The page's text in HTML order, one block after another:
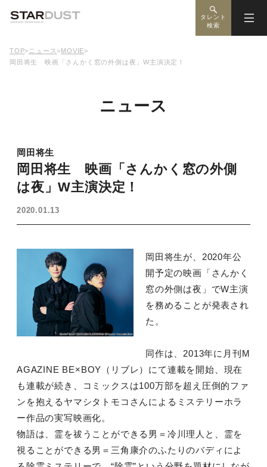
タレント
検索
TOP> ニュース>MOVIE>
岡田将生 映画「さんかく窓の外側は夜」W主演決定！
ニュース
岡田将生
岡田将生 映画「さんかく窓の外側
は夜」W主演決定！
2020.01.13
岡田将生が、2020年公
開予定の映画「さんかく
窓の外側は夜」でW主演
を務めることが発表され
た。
同作は、2013年に月刊M
AGAZINE BE×BOY（リブレ）にて連載を開始、現在
も連載が続き、コミックスは100万部を超え圧倒的ファ
ンを抱えるヤマシタトモコさんによるミステリーホラ
ー作品の実写映画化。
物語は、霊を祓うことができる男＝冷川理人と、霊を
視ることができる男＝三角康介のふたりのバディによ